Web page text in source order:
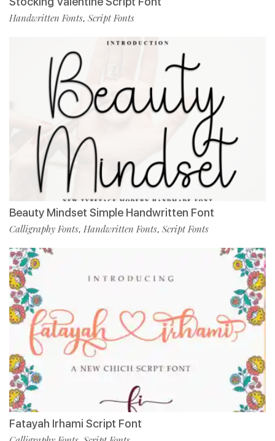
Handwritten Fonts, Script Fonts
Beauty Mindset Simple Handwritten Font
Calligraphy Fonts, Handwritten Fonts, Script Fonts
Fatayah Irhami Script Font